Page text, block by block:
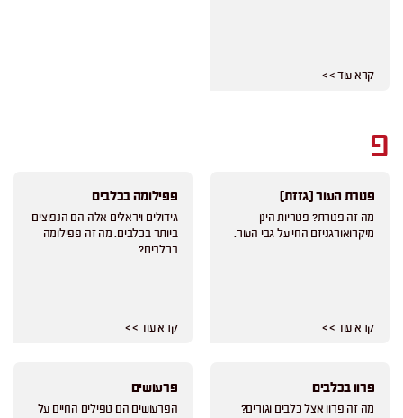
קרא עוד > >
פ
פטרת העור (גזזת)
מה זה פטרת? פטריות הינן
מיקרואורגניזם החי על גבי העור.
קרא עוד > >
פפילומה בכלבים
גידולים ויראלים אלה הם הנפוצים
ביותר בכלבים. מה זה פפילומה
בכלבים?
קרא עוד > >
פרוו בכלבים
מה זה פרוו אצל כלבים וגורים?
פרעושים
הפרעושים הם טפילים החיים על